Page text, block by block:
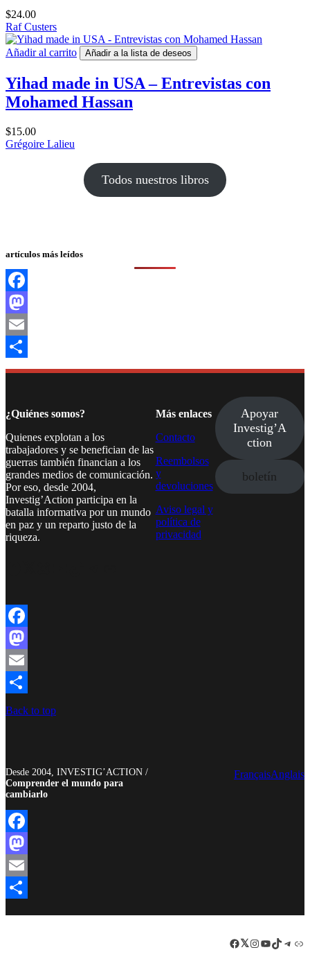
$24.00
Raf Custers
Añadir al carrito Añadir a la lista de deseos
Yihad made in USA – Entrevistas con
Mohamed Hassan
$15.00
Grégoire Lalieu
Todos nuestros libros
artículos más leídos
Facebook
Mastodon
Email
Compartir
¿Quiénes somos?
Quienes explotan a los
trabajadores y se benefician de las
guerras también financian a los
grandes medios de comunicación.
Por eso, desde 2004,
Investig’Action participa en la
batalla informativa por un mundo
en paz y un reparto justo de la
riqueza.
Más enlaces
Contacto
Reembolsos
y
devoluciones
Aviso legal y
política de
privacidad
Apoyar
Investig’A
ction
boletín
Facebook
Mastodon
Email
Compartir
Back to top
Desde 2004, INVESTIG’ACTION /
Comprender el mundo para
cambiarlo
FrançaisAnglais
Facebook
Mastodon
Email
Facebook
LinkedIn
Instagram
YouTube
TikTok